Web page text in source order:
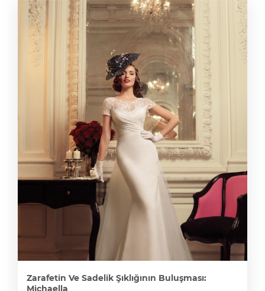
Zarafetin Ve Sadelik Şıklığının Buluşması:
Michaella